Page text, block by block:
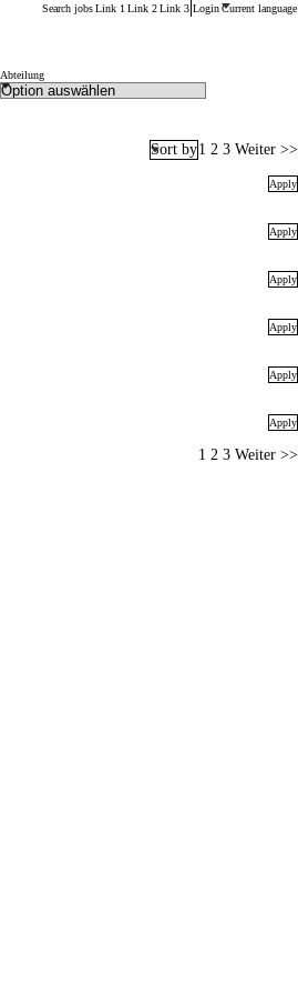
Main menu. Press enter or space keys to expands and
Search jobsLink 1 Link 2Link 3 LoginCurrent language
Abteilung
Sort byPage
1 2 3 Weiter >>
Apply
Apply
Apply
Apply
Apply
Apply
Page
1 2 3 Weiter >>